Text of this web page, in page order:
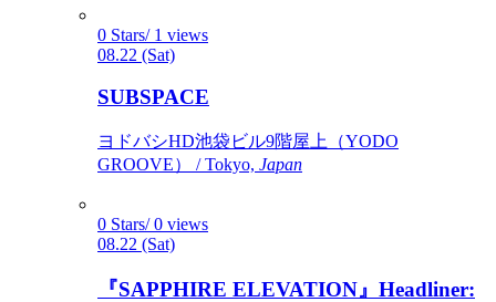
0 Stars/ 1 views
08.22 (Sat)
SUBSPACE
ヨドバシHD池袋ビル9階屋上（YODO
GROOVE） / Tokyo, Japan
0 Stars/ 0 views
08.22 (Sat)
『SAPPHIRE ELEVATION』Headliner: